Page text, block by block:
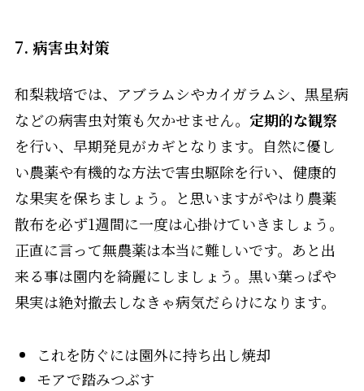
7. 病害虫対策
和梨栽培では、アブラムシやカイガラムシ、黒星病
などの病害虫対策も欠かせません。 定期的な観察
を行い、早期発見がカギとなります。自然に優し
い農薬や有機的な方法で害虫駆除を行い、健康的
な果実を保ちましょう。と思いますがやはり農薬
散布を必ず1週間に一度は心掛けていきましょう。
正直に言って無農薬は本当に難しいです。あと出
来る事は園内を綺麗にしましょう。黒い葉っぱや
果実は絶対撤去しなきゃ病気だらけになります。
これを防ぐには園外に持ち出し焼却
モアで踏みつぶす